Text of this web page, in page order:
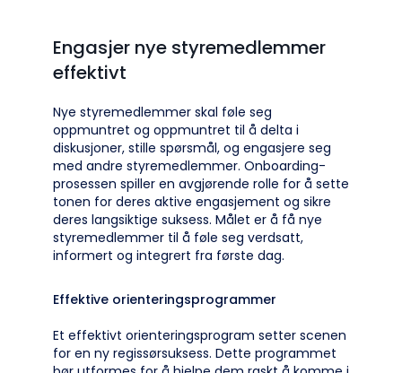
Engasjer nye styremedlemmer
effektivt
Nye styremedlemmer skal føle seg
oppmuntret og oppmuntret til å delta i
diskusjoner, stille spørsmål, og engasjere seg
med andre styremedlemmer. Onboarding-
prosessen spiller en avgjørende rolle for å sette
tonen for deres aktive engasjement og sikre
deres langsiktige suksess. Målet er å få nye
styremedlemmer til å føle seg verdsatt,
informert og integrert fra første dag.
Effektive orienteringsprogrammer
Et effektivt orienteringsprogram setter scenen
for en ny regissørsuksess. Dette programmet